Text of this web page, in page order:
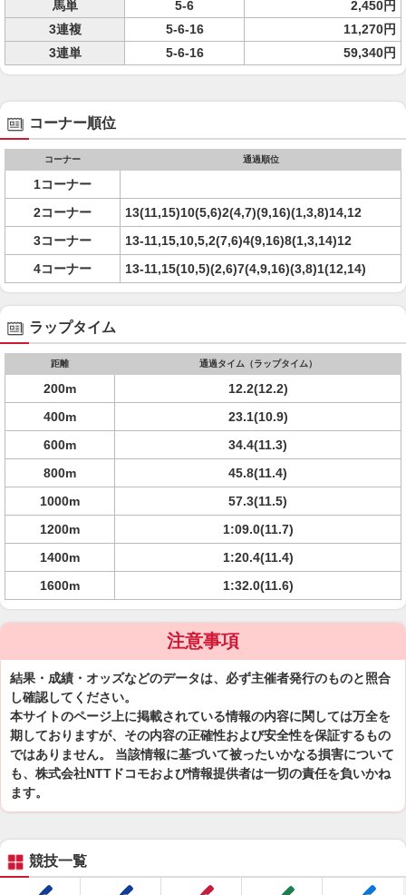
馬単
5-6
2,450円
3連複
5-6-16
11,270円
3連単
5-6-16 59,340円
コーナー順位
コーナー 通過順位
1コーナー
2コーナー
13(11,15)10(5,6)2(4,7)(9,16)(1,3,8)14,12
3コーナー
13-11,15,10,5,2(7,6)4(9,16)8(1,3,14)12
4コーナー
13-11,15(10,5)(2,6)7(4,9,16)(3,8)1(12,14)
ラップタイム
距離 通過タイム（ラップタイム）
200m
12.2(12.2)
400m
23.1(10.9)
600m
34.4(11.3)
800m
45.8(11.4)
1000m
57.3(11.5)
1200m
1:09.0(11.7)
1400m
1:20.4(11.4)
1600m
1:32.0(11.6)
注意事項
結果・成績・オッズなどのデータは、必ず主催者発行のものと照合
し確認してください。
本サイトのページ上に掲載されている情報の内容に関しては万全を
期しておりますが、その内容の正確性および安全性を保証するもの
ではありません。 当該情報に基づいて被ったいかなる損害について
も、株式会社NTTドコモおよび情報提供者は一切の責任を負いかね
ます。
競技一覧